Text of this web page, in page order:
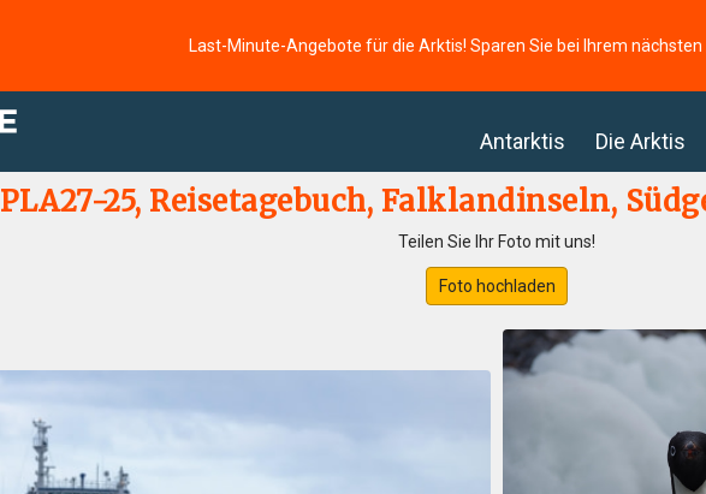
Last-Minute-Angebote für die Arktis! Sparen Sie bei Ihrem
Antarktis Die Arktis
PLA27-25, Reisetagebuch, Falklandinseln,
Teilen Sie Ihr Foto mit uns!
Foto hochladen